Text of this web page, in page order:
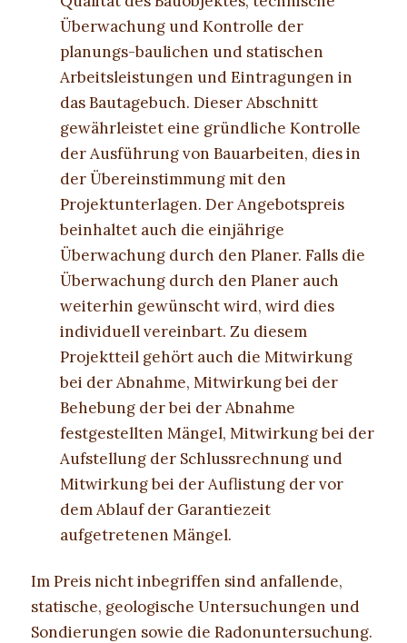
Überwachung und Kontrolle der
planungs-baulichen und statischen
Arbeitsleistungen und Eintragungen in
das Bautagebuch. Dieser Abschnitt
gewährleistet eine gründliche Kontrolle
der Ausführung von Bauarbeiten, dies in
der Übereinstimmung mit den
Projektunterlagen. Der Angebotspreis
beinhaltet auch die einjährige
Überwachung durch den Planer. Falls die
Überwachung durch den Planer auch
weiterhin gewünscht wird, wird dies
individuell vereinbart. Zu diesem
Projektteil gehört auch die Mitwirkung
bei der Abnahme, Mitwirkung bei der
Behebung der bei der Abnahme
festgestellten Mängel, Mitwirkung bei der
Aufstellung der Schlussrechnung und
Mitwirkung bei der Auflistung der vor
dem Ablauf der Garantiezeit
aufgetretenen Mängel.
Im Preis nicht inbegriffen sind anfallende,
statische, geologische Untersuchungen und
Sondierungen sowie die Radonuntersuchung.